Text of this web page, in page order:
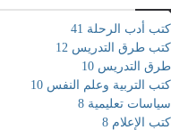
كتب أدب الرحلة 41
كتب طرق التدريس 12
طرق التدريس 10
كتب التربية وعلم النفس 10
سياسات تعليمية 8
كتب الإعلام 8